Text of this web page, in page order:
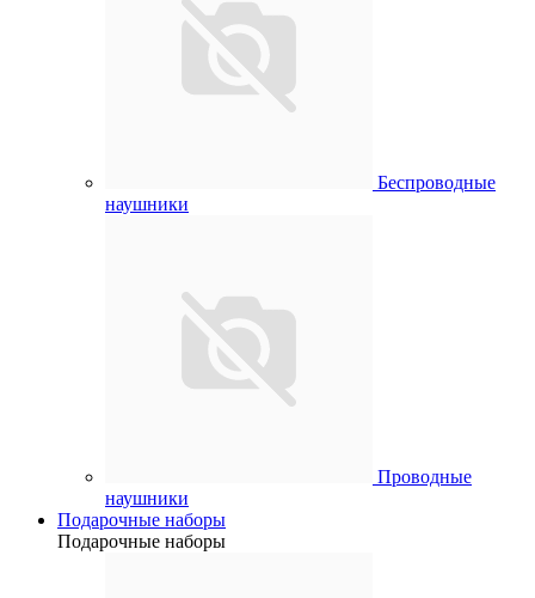
Беспроводные
наушники
Проводные
наушники
Подарочные наборы
Подарочные наборы